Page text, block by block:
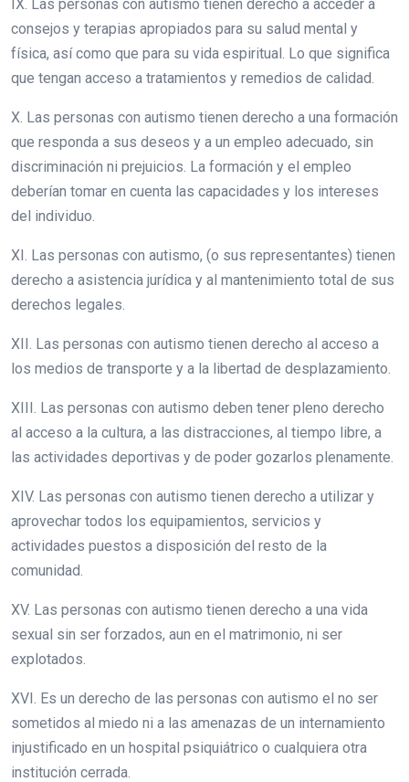
IX. Las personas con autismo tienen derecho a acceder a
consejos y terapias apropiados para su salud mental y
física, así como que para su vida espiritual. Lo que significa
que tengan acceso a tratamientos y remedios de calidad.
X. Las personas con autismo tienen derecho a una formación
que responda a sus deseos y a un empleo adecuado, sin
discriminación ni prejuicios. La formación y el empleo
deberían tomar en cuenta las capacidades y los intereses
del individuo.
XI. Las personas con autismo, (o sus representantes) tienen
derecho a asistencia jurídica y al mantenimiento total de sus
derechos legales.
XII. Las personas con autismo tienen derecho al acceso a
los medios de transporte y a la libertad de desplazamiento.
XIII. Las personas con autismo deben tener pleno derecho
al acceso a la cultura, a las distracciones, al tiempo libre, a
las actividades deportivas y de poder gozarlos plenamente.
XIV. Las personas con autismo tienen derecho a utilizar y
aprovechar todos los equipamientos, servicios y
actividades puestos a disposición del resto de la
comunidad.
XV. Las personas con autismo tienen derecho a una vida
sexual sin ser forzados, aun en el matrimonio, ni ser
explotados.
XVI. Es un derecho de las personas con autismo el no ser
sometidos al miedo ni a las amenazas de un internamiento
injustificado en un hospital psiquiátrico o cualquiera otra
institución cerrada.